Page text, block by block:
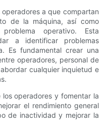
a que compartan
de la máquina, así como
operativo. Esta
a identificar problemas
Es fundamental crear una
operadores, personal de
cualquier inquietud e
operadores y fomentar la
el rendimiento general
de inactividad y mejorar la